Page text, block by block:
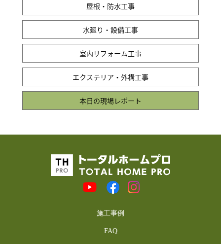
屋根・防水工事
水廻り・設備工事
室内リフォーム工事
エクステリア・外構工事
本日の現場レポート
施工事例
FAQ